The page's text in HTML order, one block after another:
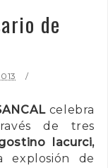
de
celebra
de tres
Iacurci,
explosión de